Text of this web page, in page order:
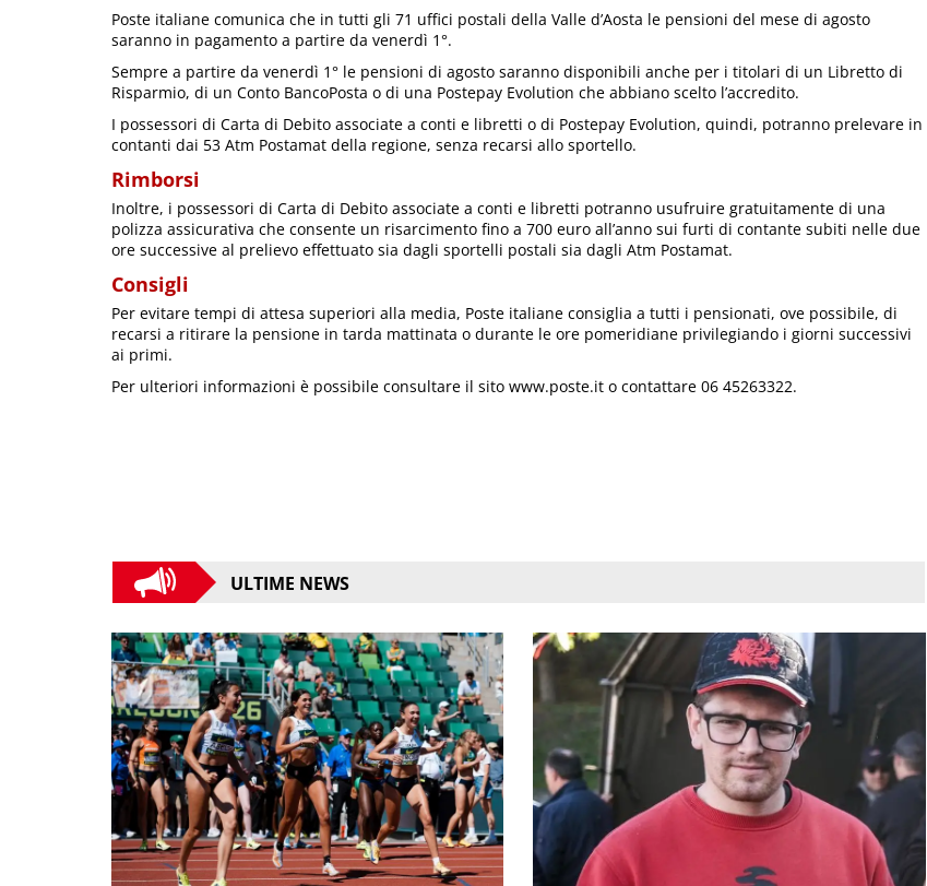
Poste italiane comunica che in tutti gli 71 uffici postali della Valle d’Aosta le pensioni del mese di agosto
saranno in pagamento a partire da venerdì 1°.
Sempre a partire da venerdì 1° le pensioni di agosto saranno disponibili anche per i titolari di un Libretto di
Risparmio, di un Conto BancoPosta o di una Postepay Evolution che abbiano scelto l’accredito.
I possessori di Carta di Debito associate a conti e libretti o di Postepay Evolution, quindi, potranno prelevare in
contanti dai 53 Atm Postamat della regione, senza recarsi allo sportello.
Rimborsi
Inoltre, i possessori di Carta di Debito associate a conti e libretti potranno usufruire gratuitamente di una
polizza assicurativa che consente un risarcimento fino a 700 euro all’anno sui furti di contante subiti nelle due
ore successive al prelievo effettuato sia dagli sportelli postali sia dagli Atm Postamat.
Consigli
Per evitare tempi di attesa superiori alla media, Poste italiane consiglia a tutti i pensionati, ove possibile, di
recarsi a ritirare la pensione in tarda mattinata o durante le ore pomeridiane privilegiando i giorni successivi
ai primi.
Per ulteriori informazioni è possibile consultare il sito www.poste.it o contattare 06 45263322.
ULTIME NEWS